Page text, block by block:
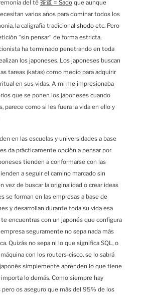
del té 茶道 = Sado que aunque
varios años para dominar todos los
la caligrafía tradicional shodo etc. Pero
“sin pensar” de forma estricta,
ha terminado penetrando en toda
los japoneses. Los japoneses buscan
tareas (katas) como medio para adquirir
en sus vidas. A mi me impresionaba
que se ponen los japoneses cuando
parece como si les fuera la vida en ello y
en las escuelas y universidades a base
da prácticamente opción a pensar por
tienden a conformarse con las
a seguir el camino marcado sin
vez de buscar la originalidad o crear ideas
se forman en las empresas a base de
y desarrollan durante toda su vida esa
te encuentras con un japonés que configura
seguramente no sepa nada más
Quizás no sepa ni lo que significa SQL, o
con los routers-cisco, se lo sabrá
simplemente aprenden lo que tiene
lo demás. Como siempre hay
pero os aseguro que más del 95% de los